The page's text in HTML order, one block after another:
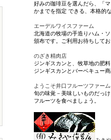
好みの珈琲豆を選んだら、「
かまでを指定 できる、本格的
エーデルワイスファーム
北海道の牧場の手造りハム・
頒布です。ご利用お待ちして
のざき精肉店
ジンギスカンと、牧草地の肥
ジンギスカンとバーベキュー
ようこそ井口フルーツファー
旬の味覚－美味しいものだっ
フルーツを食べましょう。